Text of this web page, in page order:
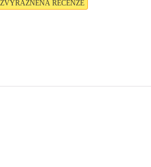
ZVÝRAZNĚNÁ RECENZE